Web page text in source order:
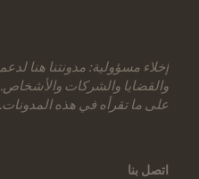
إخلاء مسؤولية: مدونتنا هنا
والقضايا والشركات والأشخاص.
على ما تقرأه في هذه المدونات.
اتصل بنا